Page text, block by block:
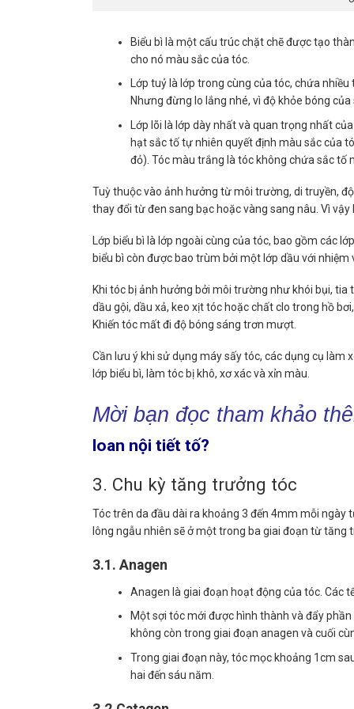
Biểu bì là một cấu trúc chặt chẽ được tạo
cho nó màu sắc của tóc.
Lớp tuỷ là lớp trong cùng của tóc, chứa
Nhưng đừng lo lắng nhé, vì độ khỏe bóng
Lớp lõi là lớp dày nhất và quan trọng nhất
hạt sắc tố tự nhiên quyết định màu sắc của
đỏ). Tóc màu trắng là tóc không chứa sắc tố
Tuỳ thuộc vào ảnh hưởng từ môi trường, di truyền,
thay đổi từ đen sang bạc hoặc vàng sang nâu. Vì
Lớp biểu bì là lớp ngoài cùng của tóc, bao gồm các
biểu bì còn được bao trùm bởi một lớp dầu với
Khi tóc bị ảnh hưởng bởi môi trường như khói bụi,
dầu gội, dầu xả, keo xịt tóc hoặc chất clo trong hồ
Khiến tóc mất đi độ bóng sáng trơn mượt.
Cần lưu ý khi sử dụng máy sấy tóc, các dụng cụ
lớp biểu bì, làm tóc bị khô, xơ xác và xỉn màu.
Mời bạn đọc tham khảo
loan nội tiết tố?
3. Chu kỳ tăng trưởng tóc
Tóc trên da đầu dài ra khoảng 3 đến 4mm mỗi
lông ngẫu nhiên sẽ ở một trong ba giai đoạn từ
3.1. Anagen
Anagen là giai đoạn hoạt động của tóc. Các
Một sợi tóc mới được hình thành và đẩy
không còn trong giai đoạn anagen và cuối
Trong giai đoạn này, tóc mọc khoảng 1cm
hai đến sáu năm.